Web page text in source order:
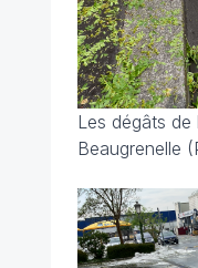
Les dégâts de
Beaugrenelle